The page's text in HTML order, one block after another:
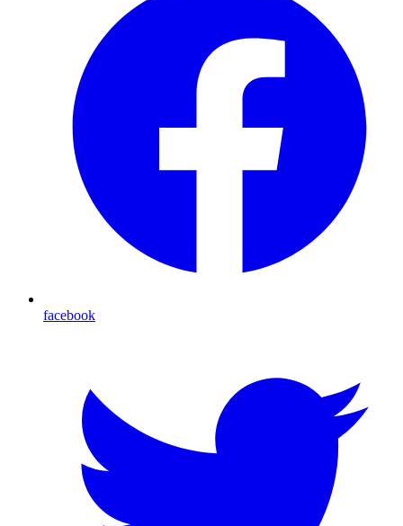
facebook